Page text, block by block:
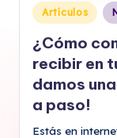
Publicado
en
Artículos
¿Cómo
recibir en
damos
a paso!
Estás en